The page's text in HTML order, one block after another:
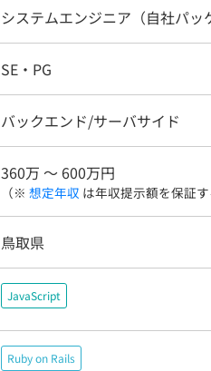
システムエンジニア（自社パ
SE・PG
バックエンド/サーバサイド
360万 〜 600万円
（※ 想定年収 は年収提示額を保証
鳥取県
JavaScript
Ruby on Rails